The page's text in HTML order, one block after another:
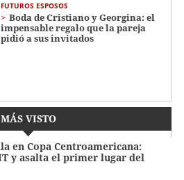
FUTUROS ESPOSOS
Boda de Cristiano y Georgina: el
impensable regalo que la pareja
pidió a sus invitados
MÁS VISTO
en Copa Centroamericana:
y asalta el primer lugar del